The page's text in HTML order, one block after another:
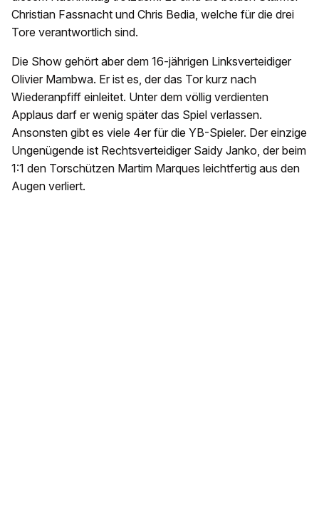
Christian Fassnacht und Chris Bedia, welche für die drei
Tore verantwortlich sind.
Die Show gehört aber dem 16-jährigen Linksverteidiger
Olivier Mambwa. Er ist es, der das Tor kurz nach
Wiederanpfiff einleitet. Unter dem völlig verdienten
Applaus darf er wenig später das Spiel verlassen.
Ansonsten gibt es viele 4er für die YB-Spieler. Der einzige
Ungenügende ist Rechtsverteidiger Saidy Janko, der beim
1:1 den Torschützen Martim Marques leichtfertig aus den
Augen verliert.